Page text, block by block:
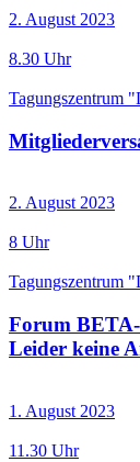
2. August 2023
8.30 Uhr
Tagungszentrum
2. August 2023
8 Uhr
Tagungszentrum
Forum
Leider keine
1. August 2023
11.30 Uhr